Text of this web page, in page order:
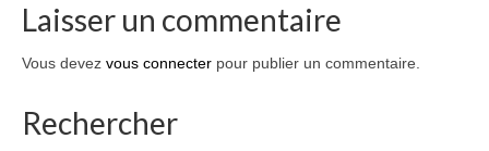
Laisser un commentaire
Vous devez vous connecter pour publier un commentaire.
Rechercher